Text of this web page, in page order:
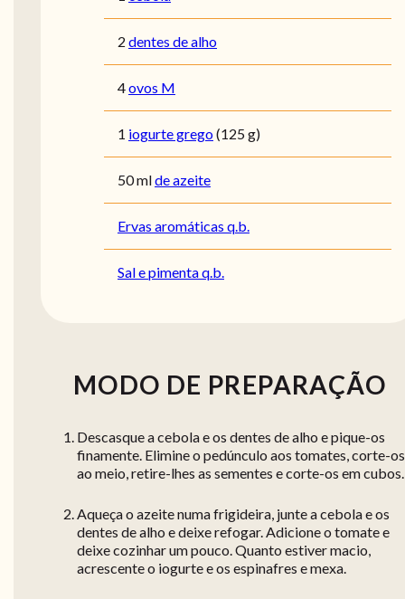
2 dentes de alho
4ovos M
1 iogurte grego(125 g)
50mlde azeite
Ervas aromáticas q.b.
Sal e pimenta q.b.
MODO DE PREPARAÇÃO
Descasque a cebola e os dentes de alho e pique-os
finamente. Elimine o pedúnculo aos tomates, corte-os
ao meio, retire-lhes as sementes e corte-os em cubos.
Aqueça o azeite numa frigideira, junte a cebola e os
dentes de alho e deixe refogar. Adicione o tomate e
deixe cozinhar um pouco. Quanto estiver macio,
acrescente o iogurte e os espinafres e mexa.